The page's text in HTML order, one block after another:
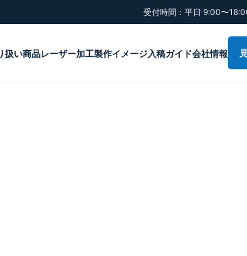
受付時間：平日 9:00〜
扱い商品レーザー加工製作イメージ入稿ガイド会社情報